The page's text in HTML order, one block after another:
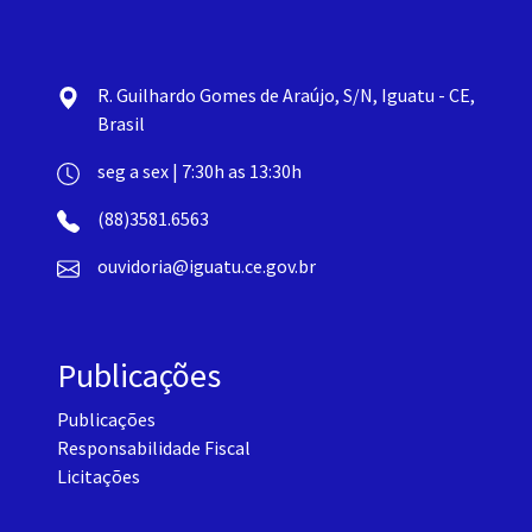
R. Guilhardo Gomes de Araújo, S/N, Iguatu - CE,
Brasil
seg a sex | 7:30h as 13:30h
(88)3581.6563
ouvidoria@iguatu.ce.gov.br
Publicações
Publicações
Responsabilidade Fiscal
Licitações